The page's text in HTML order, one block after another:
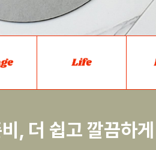
, 더 쉽고 깔끔하게